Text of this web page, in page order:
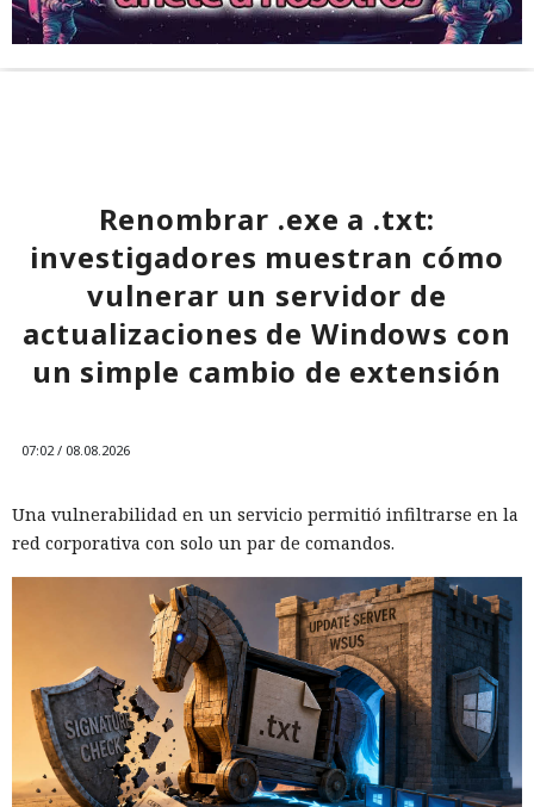
Renombrar .exe a .txt:
investigadores muestran cómo
vulnerar un servidor de
actualizaciones de Windows con
un simple cambio de extensión
07:02 / 08.08.2026
Una vulnerabilidad en un servicio permitió infiltrarse en la
red corporativa con solo un par de comandos.